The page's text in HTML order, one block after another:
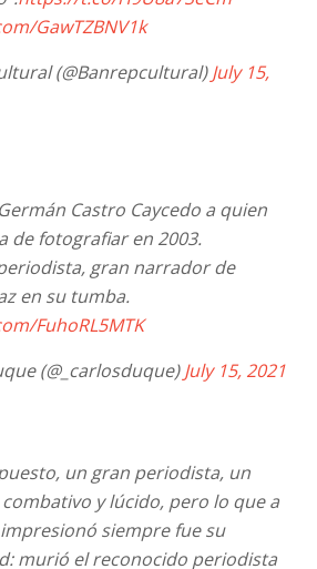
GawTZBNV1k
(@Banrepcultural)July 15,
Castro Caycedo a quien
de fotografiar en 2003.
gran narrador de
en su tumba.
FuhoRL5MTK
(@_carlosduque)July 15, 2021
un gran periodista, un
y lúcido, pero lo que a
siempre fue su
murió el reconocido periodista